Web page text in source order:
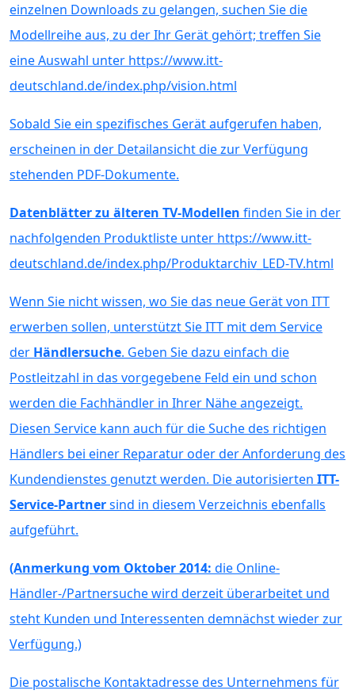
einzelnen Downloads zu gelangen, suchen Sie die
Modellreihe aus, zu der Ihr Gerät gehört; treffen Sie
eine Auswahl unter https://www.itt-
deutschland.de/index.php/vision.html
Sobald Sie ein spezifisches Gerät aufgerufen haben,
erscheinen in der Detailansicht die zur Verfügung
stehenden PDF-Dokumente.
Datenblätter zu älteren TV-Modellen finden Sie in der
nachfolgenden Produktliste unter https://www.itt-
deutschland.de/index.php/Produktarchiv_LED-TV.html
Wenn Sie nicht wissen, wo Sie das neue Gerät von ITT
erwerben sollen, unterstützt Sie ITT mit dem Service
der Händlersuche. Geben Sie dazu einfach die
Postleitzahl in das vorgegebene Feld ein und schon
werden die Fachhändler in Ihrer Nähe angezeigt.
Diesen Service kann auch für die Suche des richtigen
Händlers bei einer Reparatur oder der Anforderung des
Kundendienstes genutzt werden. Die autorisierten ITT-
Service-Partnersind in diesem Verzeichnis ebenfalls
aufgeführt.
(Anmerkung vom Oktober 2014: die Online-
Händler-/Partnersuche wird derzeit überarbeitet und
steht Kunden und Interessenten demnächst wieder zur
Verfügung.)
Die postalische Kontaktadresse des Unternehmens für